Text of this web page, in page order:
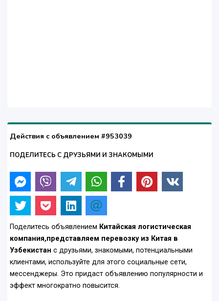
Действия с объявлением #953039
ПОДЕЛИТЕСЬ С ДРУЗЬЯМИ И ЗНАКОМЫМИ
Поделитесь объявлением Китайская логистическая
компания,представляем перевозку из Китая в
Узбекистан с друзьями, знакомыми, потенциальными
клиентами, используйте для этого социальные сети,
мессенджеры. Это придаст объявлению популярности и
эффект многократно повысится.